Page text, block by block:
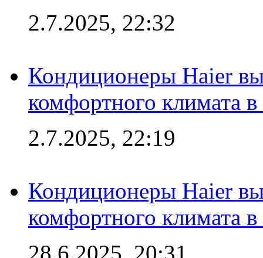
2.7.2025, 22:32
Кондиционеры Haier
комфортного климата
2.7.2025, 22:19
Кондиционеры Haier
комфортного климата
28.6.2025, 20:31